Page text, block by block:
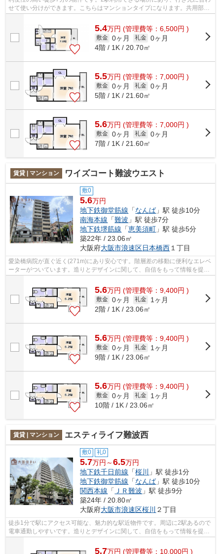
せて使い分けができます。こちらはマンションタイプになります。共用部に
5.4万円 (管理費等：6,500円 )
敷金 0ヶ月 礼金 0ヶ月
4階 / 1K / 20.70㎡
5.5万円 (管理費等：7,000円 )
敷金 0ヶ月 礼金 0ヶ月
5階 / 1K / 21.60㎡
5.6万円 (管理費等：7,000円 )
敷金 0ヶ月 礼金 0ヶ月
7階 / 1K / 21.60㎡
賃貸 | マンション ワイズコート難波ウエスト
敷0
5.6万円
地下鉄御堂筋線 「なんば」駅 徒歩10分
南海本線 「難波 」駅 徒歩7分
地下鉄堺筋線 「恵美須町 」駅 徒歩5分
築22年 / 23.06㎡
大阪府大阪市浪速区日本橋西 １丁目
愛染橋病院が直ぐ近く(271m)にあり安心です。階層差の移動に便利なエレベ
ーターがついています。造りとデザインに関して、自信をもって情報を提供
5.6万円 (管理費等：9,400円 )
敷金 0ヶ月 礼金
1ヶ月
2階 / 1K / 23.06㎡
5.6万円 (管理費等：9,400円 )
敷金 0ヶ月 礼金
1ヶ月
9階 / 1K / 23.06㎡
5.6万円 (管理費等：9,400円 )
敷金 0ヶ月 礼金
1ヶ月
10階 / 1K / 23.06㎡
賃貸 | マンション エスティライフ難波西
敷0 礼0
5.7万円～6.5万円
地下鉄千日前線 「桜川
」駅 徒歩1分
地下鉄御堂筋線 「なんば」駅 徒歩10分
関西本線 「 ＪＲ難波 」駅 徒歩9分
築24年 / 20.80㎡
大阪府大阪市浪速区桜川 ２丁目
徒歩1分で駅にアクセス可能な、魅力的な駅近物件です。周辺に2駅あるので
電車通勤しやすいです。造りとデザインに関して、自信をもって情報を提供
できるマンションです。共用部には敷...
5.7万円 (管理費等：10,000円 )